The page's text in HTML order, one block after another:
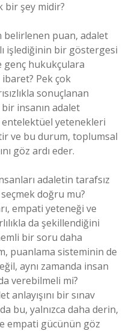
bir şey midir?
belirlenen puan, adalet
işlediğinin bir göstergesi
genç hukukçulara
Pek çok
sonuçlanan
insanın adalet
entelektüel yetenekleri
ve bu durum, toplumsal
göz ardı eder.
adaletin tarafsız
doğru mu?
empati yeteneği ve
da şekillendiğini
bir soru daha
puanlama sisteminin de
aynı zamanda insan
verebilmeli mi?
anlayışını bir sınav
bu, yalnızca daha derin,
empati gücünün göz